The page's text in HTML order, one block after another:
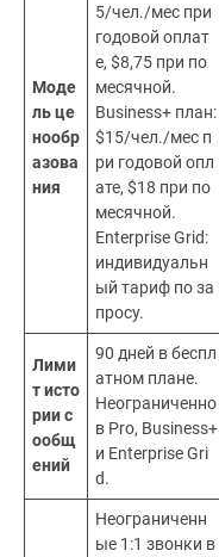
Моде
ль це
нообр
азова
ния
5/чел./мес при
годовой оплат
е, $8,75 при по
месячной.
Business+ план:
$15/чел./мес п
ри годовой опл
ате, $18 при по
месячной.
Enterprise Grid:
индивидуальн
ый тариф по за
просу.
Лими
т исто
рии с
ообщ
ений
90 дней в беспл
атном плане.
Неограниченно
в Pro, Business+
и Enterprise Gri
d.
Неограниченн
ые 1:1 звонки в